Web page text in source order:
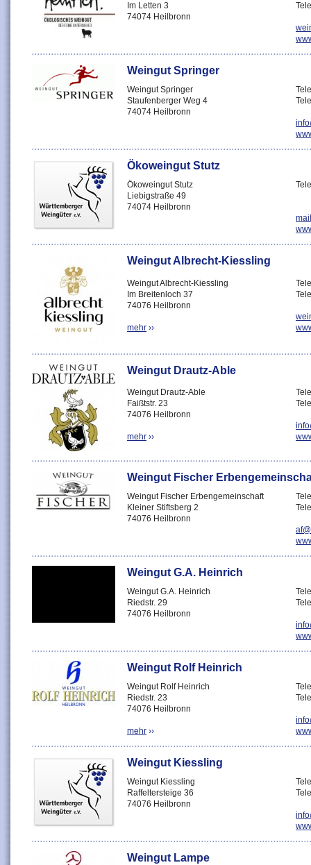
Im Letten 3
74074 Heilbronn
Weingut Springer
Weingut Springer
Staufenberger Weg 4
74074 Heilbronn
Ökoweingut Stutz
Ökoweingut Stutz
Liebigstraße 49
74074 Heilbronn
Weingut Albrecht-Kiessling
Weingut Albrecht-Kiessling
Im Breitenloch 37
74076 Heilbronn
mehr ››
Weingut Drautz-Able
Weingut Drautz-Able
Faißtstr. 23
74076 Heilbronn
mehr ››
Weingut Fischer
Weingut Fischer Erbengemeinschaft
Kleiner Stiftsberg 2
74076 Heilbronn
Weingut G.A. Heinrich
Weingut G.A. Heinrich
Riedstr. 29
74076 Heilbronn
Weingut Rolf Heinrich
Weingut Rolf Heinrich
Riedstr. 23
74076 Heilbronn
mehr ››
Weingut Kiessling
Weingut Kiessling
Raffeltersteige 36
74076 Heilbronn
Weingut Lampe